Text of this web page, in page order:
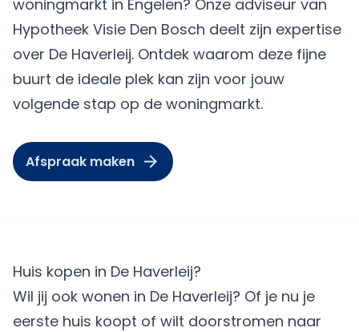
woningmarkt in Engelen? Onze adviseur van
Hypotheek Visie Den Bosch deelt zijn expertise
over De Haverleij. Ontdek waarom deze fijne
buurt de ideale plek kan zijn voor jouw
volgende stap op de woningmarkt.
Afspraak maken
Huis kopen in De Haverleij?
Wil jij ook wonen in De Haverleij? Of je nu je
eerste huis koopt of wilt doorstromen naar